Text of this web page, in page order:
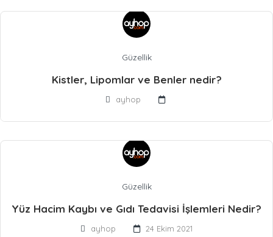
Güzellik
Kistler, Lipomlar ve Benler nedir?
ayhop
Güzellik
Yüz Hacim Kaybı ve Gıdı Tedavisi İşlemleri Nedir?
ayhop 24 Ekim 2021